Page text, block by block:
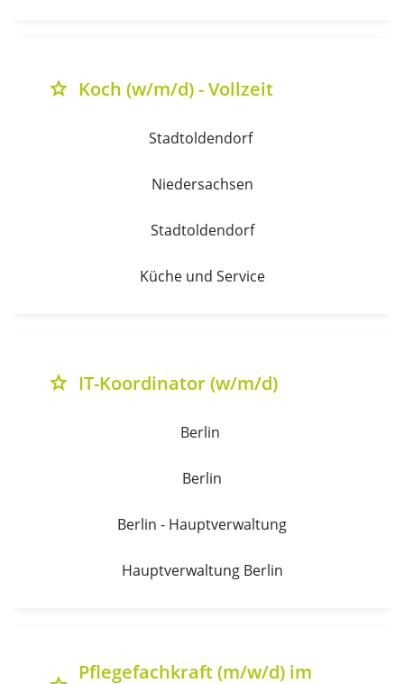
grade Koch (w/m/d) - Vollzeit
Stadtoldendorf
Niedersachsen
Stadtoldendorf
Küche und Service
grade IT-Koordinator (w/m/d)
Berlin
Berlin
Berlin - Hauptverwaltung
Hauptverwaltung Berlin
Pflegefachkraft (m/w/d) im